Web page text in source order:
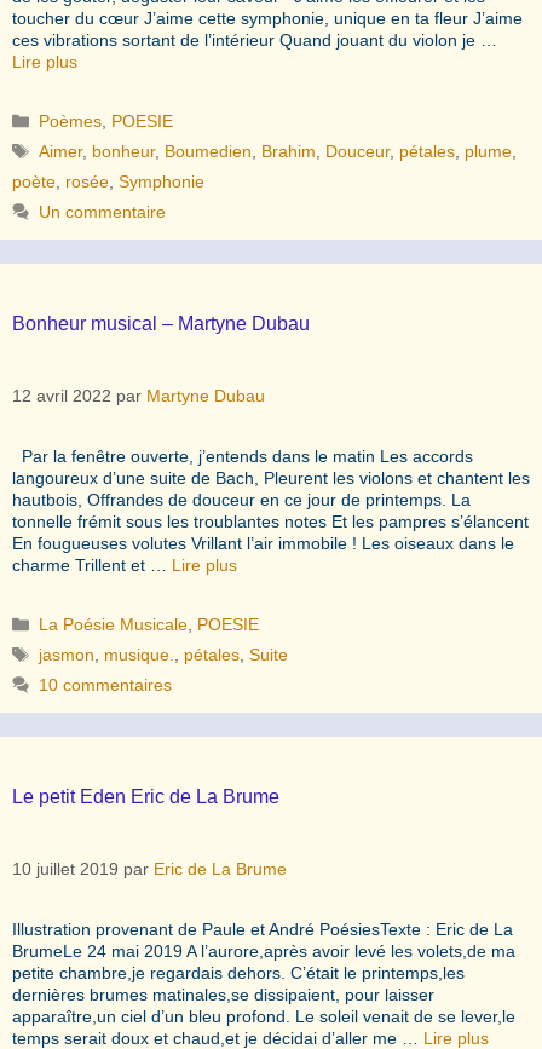
toucher du cœur J’aime cette symphonie, unique en ta fleur J’aime
ces vibrations sortant de l’intérieur Quand jouant du violon je …
Lire plus
Catégories
Poèmes POESIE
Étiquettes
Aimer, bonheur, Boumedien Brahim Douceur, pétales plume
poète rosée Symphonie
Un commentaire
Bonheur musical – Martyne Dubau
12 avril 2022 par Martyne Dubau
Par la fenêtre ouverte, j’entends dans le matin Les accords
langoureux d’une suite de Bach, Pleurent les violons et chantent les
hautbois, Offrandes de douceur en ce jour de printemps. La
tonnelle frémit sous les troublantes notes Et les pampres s’élancent
En fougueuses volutes Vrillant l’air immobile ! Les oiseaux dans le
charme Trillent et … Lire plus
Catégories
La Poésie Musicale POESIE
Étiquettes
jasmon musique. pétales ,Suite
10 commentaires
Le petit Eden Eric de La Brume
10 juillet 2019 par Eric de La Brume
Illustration provenant de Paule et André PoésiesTexte : Eric de La
BrumeLe 24 mai 2019 A l’aurore,après avoir levé les volets,de ma
petite chambre,je regardais dehors. C’était le printemps,les
dernières brumes matinales,se dissipaient, pour laisser
apparaître,un ciel d’un bleu profond. Le soleil venait de se lever,le
temps serait doux et chaud,et je décidai d’aller me … Lire plus